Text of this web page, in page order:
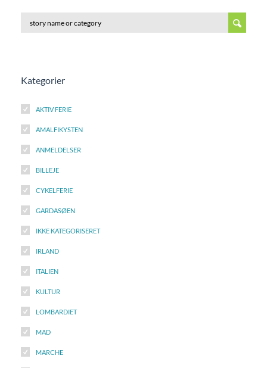
Kategorier
AKTIV FERIE
AMALFIKYSTEN
ANMELDELSER
BILLEJE
CYKELFERIE
GARDASØEN
IKKE KATEGORISERET
IRLAND
ITALIEN
KULTUR
LOMBARDIET
MAD
MARCHE